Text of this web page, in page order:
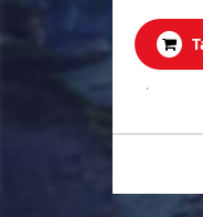
.